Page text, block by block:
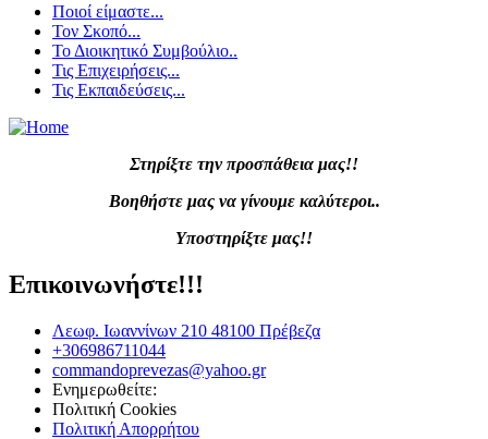
Ποιοί είμαστε...
Τον Σκοπό...
Το Διοικητικό Συμβούλιο..
Τις Επιχειρήσεις...
Τις Εκπαιδεύσεις...
Στηρίξτε την προσπάθεια μας!!
Βοηθήστε μας να γίνουμε καλύτεροι..
Υποστηρίξτε μας!!
Επικοινωνήστε!!!
Λεωφ. Ιωαννίνων 210 48100 Πρέβεζα
+306986711044
commandoprevezas@yahoo.gr
Ενημερωθείτε:
Πολιτική Cookies
Πολιτική Απορρήτου